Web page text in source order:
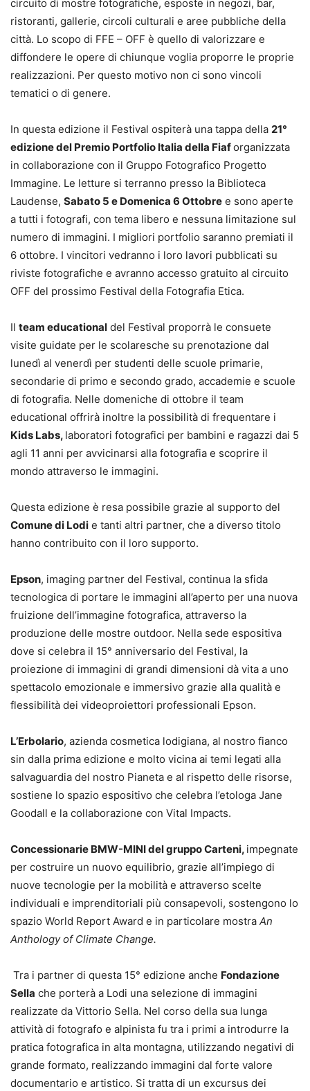
circuito di mostre fotografiche, esposte in negozi, bar,
ristoranti, gallerie, circoli culturali e aree pubbliche della
città. Lo scopo di FFE – OFF è quello di valorizzare e
diffondere le opere di chiunque voglia proporre le proprie
realizzazioni. Per questo motivo non ci sono vincoli
tematici o di genere.
In questa edizione il Festival ospiterà una tappa della 21°
edizione del Premio Portfolio Italia della Fiaforganizzata
in collaborazione con il Gruppo Fotografico Progetto
Immagine. Le letture si terranno presso la Biblioteca
Laudense, Sabato 5 e Domenica 6 Ottobre e sono aperte
a tutti i fotografi, con tema libero e nessuna limitazione sul
numero di immagini. I migliori portfolio saranno premiati il
6 ottobre. I vincitori vedranno i loro lavori pubblicati su
riviste fotografiche e avranno accesso gratuito al circuito
OFF del prossimo Festival della Fotografia Etica.
Il team educational del Festival proporrà le consuete
visite guidate per le scolaresche su prenotazione dal
lunedì al venerdì per studenti delle scuole primarie,
secondarie di primo e secondo grado, accademie e scuole
di fotografia. Nelle domeniche di ottobre il team
educational offrirà inoltre la possibilità di frequentare i
Kids Labs, laboratori fotografici per bambini e ragazzi dai 5
agli 11 anni per avvicinarsi alla fotografia e scoprire il
mondo attraverso le immagini.
Questa edizione è resa possibile grazie al supporto del
Comune di Lodi e tanti altri partner, che a diverso titolo
hanno contribuito con il loro supporto.
Epson, imaging partner del Festival, continua la sfida
tecnologica di portare le immagini all’aperto per una nuova
fruizione dell’immagine fotografica, attraverso la
produzione delle mostre outdoor. Nella sede espositiva
dove si celebra il 15° anniversario del Festival, la
proiezione di immagini di grandi dimensioni dà vita a uno
spettacolo emozionale e immersivo grazie alla qualità e
flessibilità dei videoproiettori professionali Epson.
L’Erbolario, azienda cosmetica lodigiana, al nostro fianco
sin dalla prima edizione e molto vicina ai temi legati alla
salvaguardia del nostro Pianeta e al rispetto delle risorse,
sostiene lo spazio espositivo che celebra l’etologa Jane
Goodall e la collaborazione con Vital Impacts.
Concessionarie BMW-MINI del gruppo Carteni, impegnate
per costruire un nuovo equilibrio, grazie all’impiego di
nuove tecnologie per la mobilità e attraverso scelte
individuali e imprenditoriali più consapevoli, sostengono lo
spazio World Report Award e in particolare mostra An
Anthology of Climate Change.
Tra i partner di questa 15° edizione anche Fondazione
Sella che porterà a Lodi una selezione di immagini
realizzate da Vittorio Sella. Nel corso della sua lunga
attività di fotografo e alpinista fu tra i primi a introdurre la
pratica fotografica in alta montagna, utilizzando negativi di
grande formato, realizzando immagini dal forte valore
documentario e artistico. Si tratta di un excursus dei